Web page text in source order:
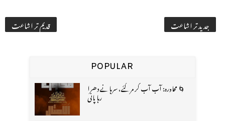
جدید تر اشاعت قدیم تر اشاعت
POPULAR
🌀 محاورہ: آب آب کر مر گئے، سرہانے دھرا
رہا پانی